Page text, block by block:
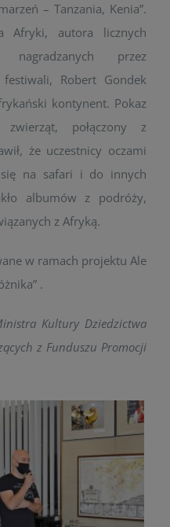
– Tanzania, Kenia”.
Afryki, autora licznych
nagradzanych przez
Robert Gondek
kontynent. Pokaz
zwierząt, połączony z
że uczestnicy oczami
na safari i do innych
albumów z podróży,
z Afryką.
w ramach projektu Ale
.
Kultury Dziedzictwa
z Funduszu Promocji